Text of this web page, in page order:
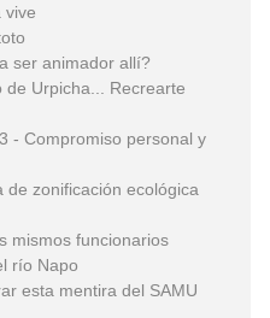
vive
ser animador allí?
de Urpicha... Recrearte
- Compromiso personal y
de zonificación ecológica
mismos funcionarios
río Napo
esta mentira del SAMU